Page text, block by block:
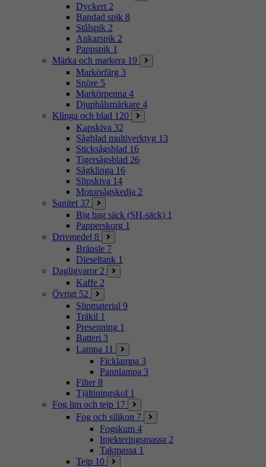
Dyckert 2
Bandad spik 8
Stålspik 2
Ankarspik 2
Pappspik 1
Märka och markera 19
Markörfärg 3
Snöre 5
Markörpenna 4
Djuphålsmärkare 4
Klinga och blad 120
Kapskiva 32
Sågblad multiverktyg 13
Sticksågsblad 16
Tigersågsblad 26
Sågklinga 16
Slipskiva 14
Motorsågskedja 2
Sanitet 37
Big bag säck (SH-säck) 1
Papperskorg 1
Drivmedel 8
Bränsle 7
Dieseltank 1
Dagligvaror 2
Kaffe 2
Övrigt 52
Slipmaterial 9
Träkil 1
Presenning 1
Batteri 3
Lampa 11
Ficklampa 3
Pannlampa 3
Filter 8
Tjältiningskol 1
Fog lim och tejp 17
Fog och silikon 7
Fogskum 4
Injekteringsmassa 2
Takmassa 1
Tejp 10